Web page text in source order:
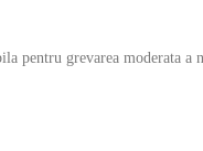
pentru grevarea